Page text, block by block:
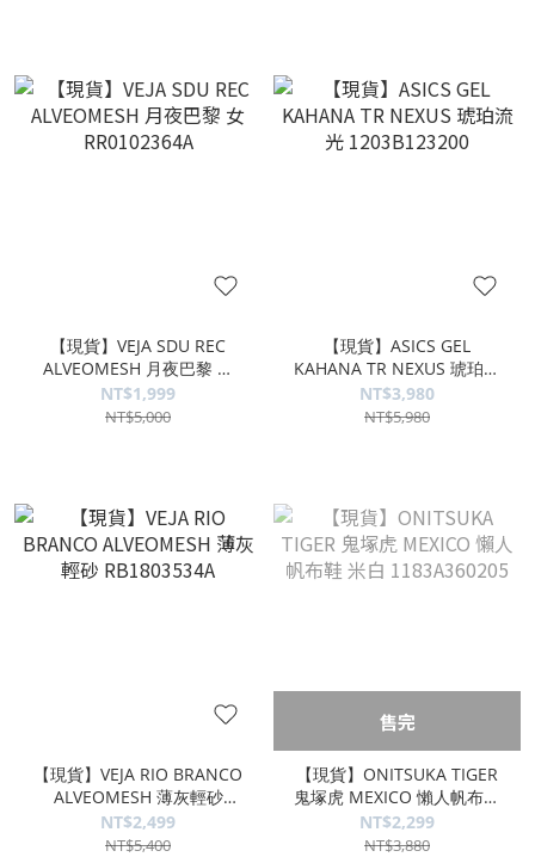
【現貨】VEJA SDU REC
ALVEOMESH 月夜巴黎 女
RR0102364A
NT$1,999
NT$5,000
【現貨】ASICS GEL
KAHANA TR NEXUS 琥珀流
光 1203B123200
NT$3,980
NT$5,980
【現貨】VEJA RIO BRANCO
ALVEOMESH 薄灰輕砂
RB1803534A
NT$2,499
NT$5,400
售完
【現貨】ONITSUKA TIGER
鬼塚虎 MEXICO 懶人帆布鞋
米白 1183A360205
NT$2,299
NT$3,880